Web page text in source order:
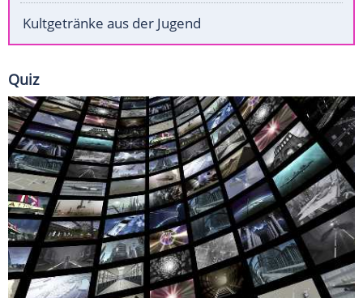
Kultgetränke aus der Jugend
Quiz